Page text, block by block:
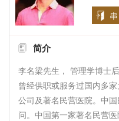
简介
李名梁先生， 管理学博士
曾经供职或服务过国内多
公司及著名民营医院。中
问。中国第一家著名民营